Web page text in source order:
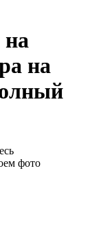
на
на
фото